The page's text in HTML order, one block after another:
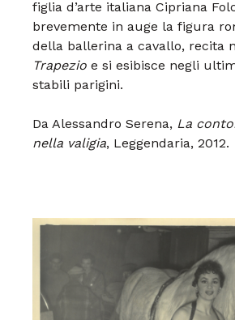
figlia d’arte italiana Cipriana
brevemente in auge la figura
della ballerina a cavallo, recita
Trapezio e si esibisce negli
stabili parigini.
Da Alessandro Serena, La
nella valigia, Leggendaria, 2012.